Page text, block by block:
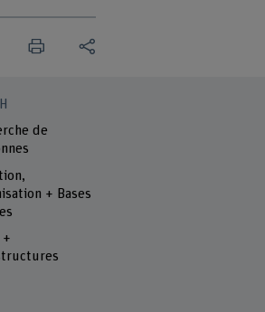
de
+ Bases
+